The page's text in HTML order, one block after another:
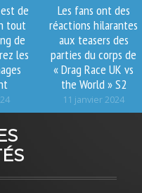
de
tout
de
les
Les fans ont des
réactions hilarantes
aux teasers des
parties du corps de
« Drag Race UK vs
the World » S2
11 janvier 2024